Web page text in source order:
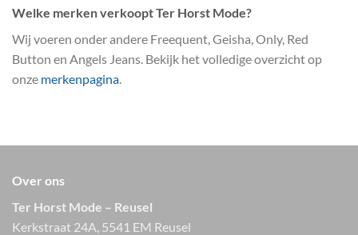
Welke merken verkoopt Ter Horst Mode?
Wij voeren onder andere Freequent, Geisha, Only, Red
Button en Angels Jeans. Bekijk het volledige overzicht op
onze merkenpagina.
Over ons
Ter Horst Mode – Reusel
Kerkstraat 24A, 5541 EM Reusel